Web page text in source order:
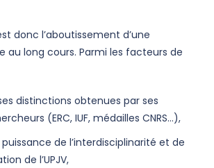
donc l’aboutissement d’une
au long cours. Parmi les facteurs de
distinctions obtenues par ses
(ERC, IUF, médailles CNRS…),
de l’interdisciplinarité et de
de l’UPJV,